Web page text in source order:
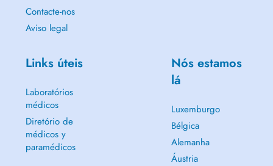
Contacte-nos
Aviso legal
Links úteis
Laboratórios
médicos
Diretório de
médicos y
paramédicos
Nós estamos
lá
Luxemburgo
Bélgica
Alemanha
Áustria